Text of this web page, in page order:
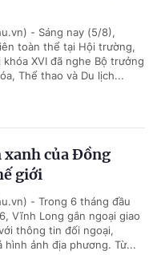
- Sáng nay (5/8),
toàn thể tại Hội trường,
khóa XVI đã nghe Bộ trưởng
Thể thao và Du lịch...
của Đồng
giới
- Trong 6 tháng đầu
Vĩnh Long gắn ngoại giao
thông tin đối ngoại,
hình ảnh địa phương. Từ...